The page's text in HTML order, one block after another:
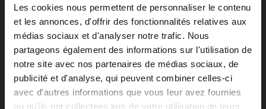
Les cookies nous permettent de personnaliser le contenu
et les annonces, d'offrir des fonctionnalités relatives aux
médias sociaux et d'analyser notre trafic. Nous
partageons également des informations sur l'utilisation de
notre site avec nos partenaires de médias sociaux, de
publicité et d'analyse, qui peuvent combiner celles-ci
avec d'autres informations que vous leur avez fournies
ou qu'ils ont collectées lors de votre utilisation de leurs
Biosécurité
Biosecurity
Bora-Bora
Boutiques Duty Free
Boutiques zone publique
Bureau d’information